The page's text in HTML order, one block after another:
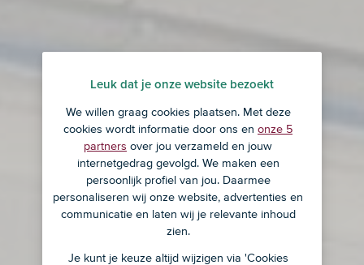
Leuk dat je onze website bezoekt
We willen graag cookies plaatsen. Met deze
cookies wordt informatie door ons en onze 5
partners over jou verzameld en jouw
internetgedrag gevolgd. We maken een
persoonlijk profiel van jou. Daarmee
personaliseren wij onze website, advertenties en
communicatie en laten wij je relevante inhoud
zien.
Je kunt je keuze altijd wijzigen via 'Cookies